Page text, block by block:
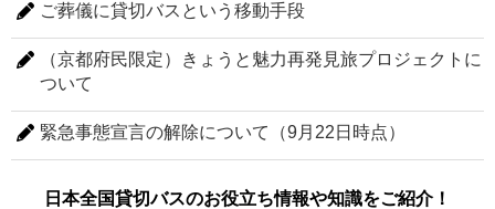
ご葬儀に貸切バスという移動手段
（京都府民限定）きょうと魅力再発見旅プロジェクトに
ついて
緊急事態宣言の解除について（9月22日時点）
日本全国貸切バスのお役立ち情報や知識をご紹介！